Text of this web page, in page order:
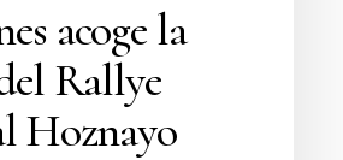
acoge la
Rallye
Hoznayo